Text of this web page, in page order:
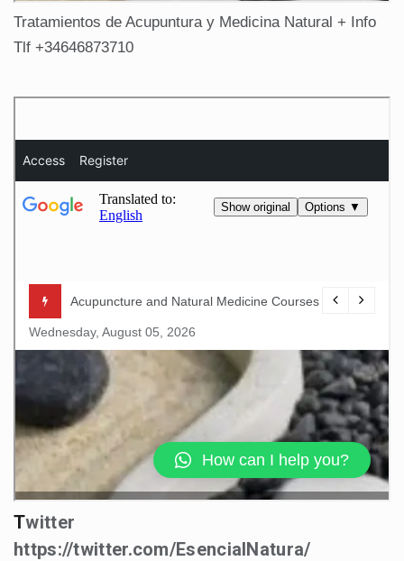
Tratamientos de Acupuntura y Medicina Natural + Info
Tlf +34646873710
Twitter
https://twitter.com/EsencialNatura/